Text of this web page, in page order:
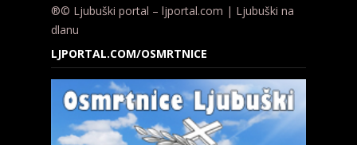
®© Ljubuški portal – ljportal.com | Ljubuški na
dlanu
LJPORTAL.COM/OSMRTNICE